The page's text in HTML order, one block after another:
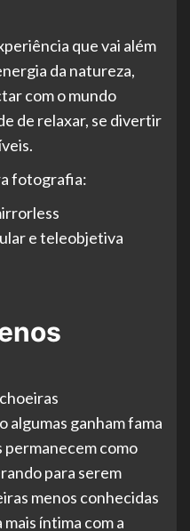
que vai além
da natureza,
com o mundo
de relaxar, se divertir
fotografia:
e teleobjetiva
algumas ganham fama
como
para serem
menos conhecidas
íntima com a